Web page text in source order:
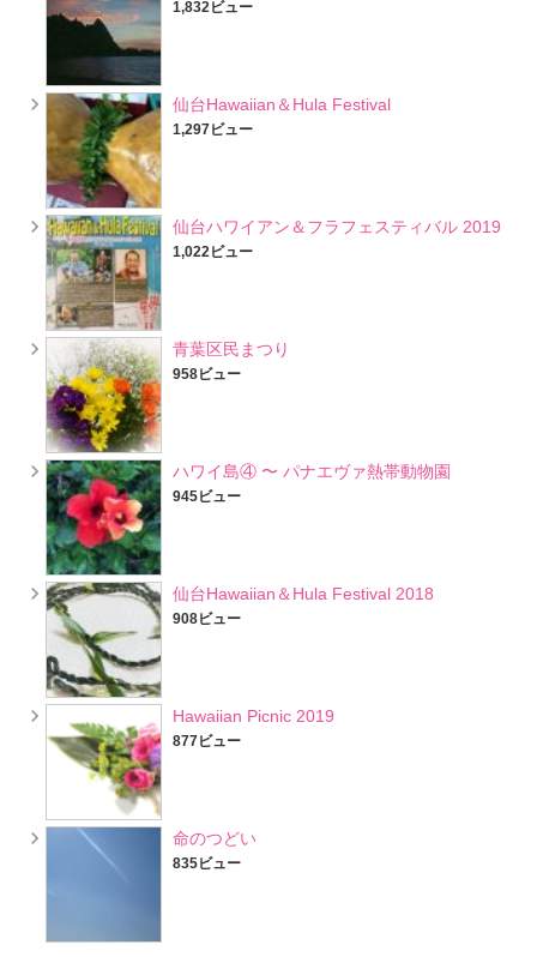
1,832ビュー
仙台Hawaiian＆Hula Festival
1,297ビュー
仙台ハワイアン＆フラフェスティバル 2019
1,022ビュー
青葉区民まつり
958ビュー
ハワイ島④ 〜 パナエヴァ熱帯動物園
945ビュー
仙台Hawaiian＆Hula Festival 2018
908ビュー
Hawaiian Picnic 2019
877ビュー
命のつどい
835ビュー